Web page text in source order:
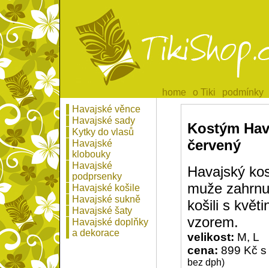
home
home o Tiki
o Tiki podmínky
podmínky
Kostým
červený
Havajský
muže
košili s
vzorem.
velikost: M, L
cena: 899 Kč
bez dph)
Havajské věnce
Havajské sady
Kytky do vlasů
Havajské
klobouky
Havajské
podprsenky
Havajské košile
Havajské sukně
Havajské šaty
Havajské doplňky
a dekorace